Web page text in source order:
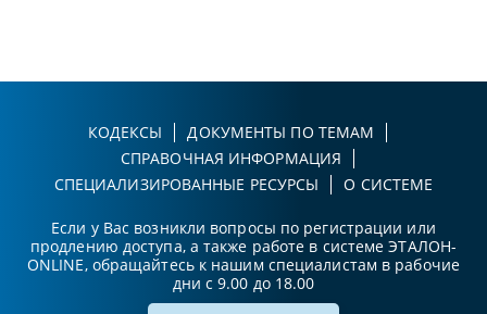
КОДЕКСЫ
ДОКУМЕНТЫ ПО ТЕМАМ
СПРАВОЧНАЯ ИНФОРМАЦИЯ
СПЕЦИАЛИЗИРОВАННЫЕ РЕСУРСЫ
О СИСТЕМЕ
Если у Вас возникли вопросы по регистрации или
продлению доступа, а также работе в системе ЭТАЛОН-
ONLINE, обращайтесь к нашим специалистам в рабочие
дни с 9.00 до 18.00